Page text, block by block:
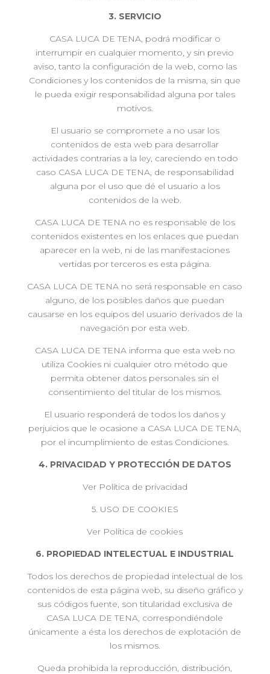
3. SERVICIO
CASA LUCA DE TENA, podrá modificar o
interrumpir en cualquier momento, y sin previo
aviso, tanto la configuración de la web, como las
Condiciones y los contenidos de la misma, sin que
le pueda exigir responsabilidad alguna por tales
motivos.
El usuario se compromete a no usar los
contenidos de esta web para desarrollar
actividades contrarias a la ley, careciendo en todo
caso CASA LUCA DE TENA, de responsabilidad
alguna por el uso que dé el usuario a los
contenidos de la web.
CASA LUCA DE TENA no es responsable de los
contenidos existentes en los enlaces que puedan
aparecer en la web, ni de las manifestaciones
vertidas por terceros es esta página.
CASA LUCA DE TENA no será responsable en caso
alguno, de los posibles daños que puedan
causarse en los equipos del usuario derivados de la
navegación por esta web.
CASA LUCA DE TENA informa que esta web no
utiliza Cookies ni cualquier otro método que
permita obtener datos personales sin el
consentimiento del titular de los mismos.
El usuario responderá de todos los daños y
perjuicios que le ocasione a CASA LUCA DE TENA,
por el incumplimiento de estas Condiciones.
4. PRIVACIDAD Y PROTECCIÓN DE DATOS
Ver Política de privacidad
5. USO DE COOKIES
Ver Política de cookies
6. PROPIEDAD INTELECTUAL E INDUSTRIAL
Todos los derechos de propiedad intelectual de los
contenidos de esta página web, su diseño gráfico y
sus códigos fuente, son titularidad exclusiva de
CASA LUCA DE TENA, correspondiéndole
únicamente a ésta los derechos de explotación de
los mismos.
Queda prohibida la reproducción, distribución,